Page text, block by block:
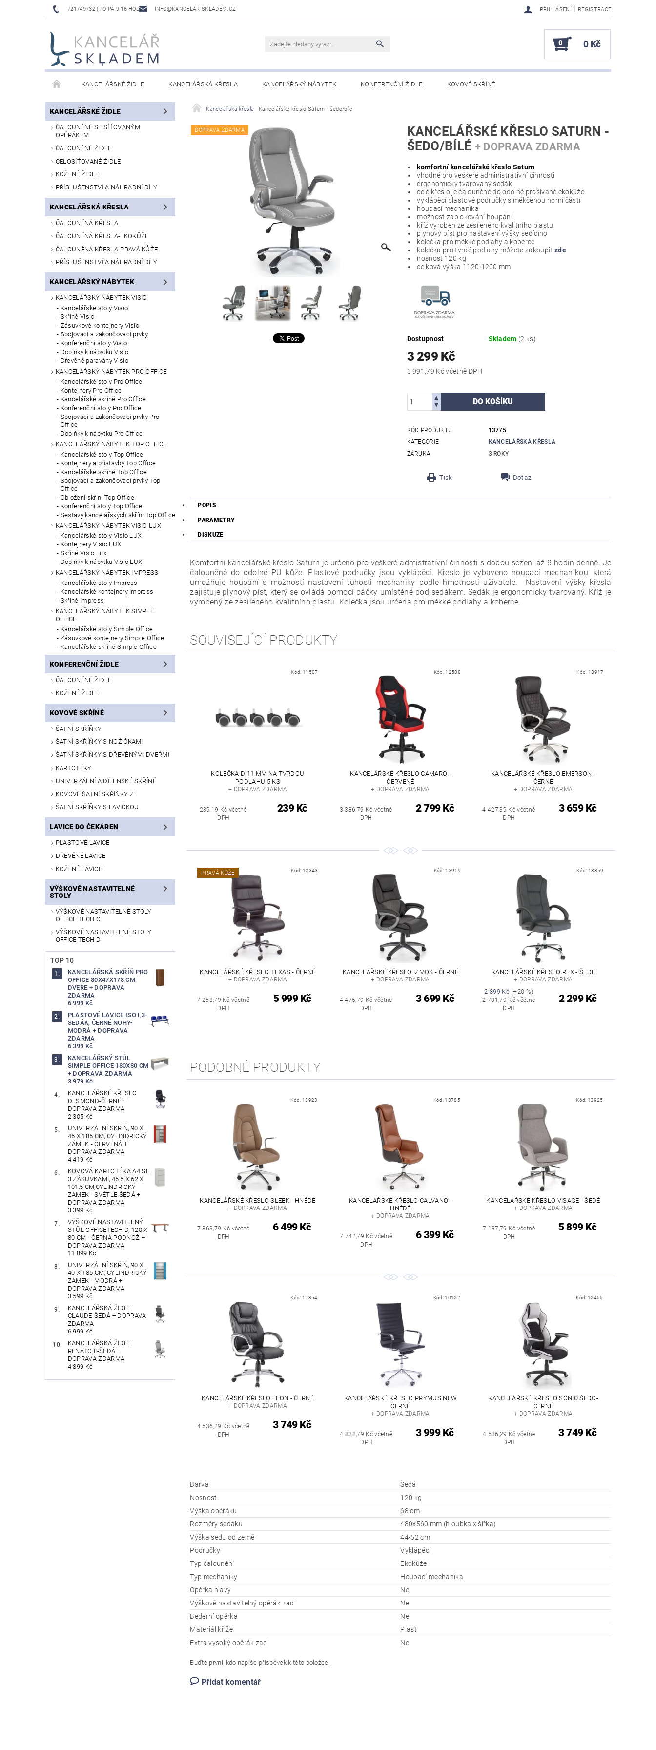
721749732 (PO-PÁ 9-16 HOD) INFO@KANCELAR-SKLADEM.CZ PŘIHLÁŠENÍ | REGISTRACE
0 0 Kč
KANCELÁŘSKÉ ŽIDLE KANCELÁŘSKÁ KŘESLA KANCELÁŘSKÝ NÁBYTEK KONFERENČNÍ ŽIDLE KOVOVÉ SKŘÍNĚ
LAVICE DO ČEKÁREN VÝŠKOVĚ NASTAVITELNÉ STOLY OBCHODNÍ PODMÍNKY
KANCELÁŘSKÉ ŽIDLE
ČALOUNĚNÉ SE SÍŤOVANÝM
OPĚRÁKEM
ČALOUNĚNÉ ŽIDLE
CELOSÍŤOVANÉ ŽIDLE
KOŽENÉ ŽIDLE
PŘÍSLUŠENSTVÍ A NÁHRADNÍ DÍLY
KANCELÁŘSKÁ KŘESLA
ČALOUNĚNÁ KŘESLA
ČALOUNĚNÁ KŘESLA-EKOKŮŽE
ČALOUNĚNÁ KŘESLA-PRAVÁ KŮŽE
PŘÍSLUŠENSTVÍ A NÁHRADNÍ DÍLY
KANCELÁŘSKÝ NÁBYTEK
KANCELÁŘSKÝ NÁBYTEK VISIO
Kancelářské stoly Visio
Skříně Visio
Zásuvkové kontejnery Visio
Spojovací a zakončovací prvky
Konferenční stoly Visio
Doplňky k nábytku Visio
Dřevěné paravány Visio
KANCELÁŘSKÝ NÁBYTEK PRO OFFICE
Kancelářské stoly Pro Office
Kontejnery Pro Office
Kancelářské skříně Pro Office
Konferenční stoly Pro Office
Spojovací a zakončovací prvky Pro
Office
Doplňky k nábytku Pro Office
KANCELÁŘSKÝ NÁBYTEK TOP OFFICE
Kancelářské stoly Top Office
Kontejnery a přístavby Top Office
Kancelářské skříně Top Office
Spojovací a zakončovací prvky Top
Office
Obložení skříní Top Office
Konferenční stoly Top Office
Sestavy kancelářských skříní Top Office
KANCELÁŘSKÝ NÁBYTEK VISIO LUX
Kancelářské stoly Visio LUX
Kontejnery Visio LUX
Skříně Visio Lux
Doplňky k nábytku Visio LUX
KANCELÁŘSKÝ NÁBYTEK IMPRESS
Kancelářské stoly Impress
Kancelářské kontejnery Impress
Skříně Impress
KANCELÁŘSKÝ NÁBYTEK SIMPLE
OFFICE
Kancelářské stoly Simple Office
Zásuvkové kontejnery Simple Office
Kancelářské skříně Simple Office
KONFERENČNÍ ŽIDLE
ČALOUNĚNÉ ŽIDLE
KOŽENÉ ŽIDLE
KOVOVÉ SKŘÍNĚ
ŠATNÍ SKŘÍŇKY
ŠATNÍ SKŘÍŇKY S NOŽIČKAMI
ŠATNÍ SKŘÍŇKY S DŘEVĚNÝMI DVEŘMI
KARTOTÉKY
UNIVERZÁLNÍ A DÍLENSKÉ SKŘÍNĚ
KOVOVÉ ŠATNÍ SKŘÍŇKY Z
ŠATNÍ SKŘÍŇKY S LAVIČKOU
LAVICE DO ČEKÁREN
PLASTOVÉ LAVICE
DŘEVĚNÉ LAVICE
KOŽENÉ LAVICE
VÝŠKOVĚ NASTAVITELNÉ
STOLY
VÝŠKOVĚ NASTAVITELNÉ STOLY
OFFICE TECH C
VÝŠKOVĚ NASTAVITELNÉ STOLY
OFFICE TECH D
TOP 10
KANCELÁŘSKÁ SKŘÍŇ PRO
OFFICE 80X47X178 CM
DVEŘE + DOPRAVA
ZDARMA
6 999 Kč
PLASTOVÉ LAVICE ISO I,3-
SEDÁK, ČERNÉ NOHY-
MODRÁ + DOPRAVA
ZDARMA
6 399 Kč
KANCELÁŘSKÝ STŮL
SIMPLE OFFICE 180X80 CM
+ DOPRAVA ZDARMA
3 979 Kč
KANCELÁŘSKÉ KŘESLO
DESMOND-ČERNÉ +
DOPRAVA ZDARMA
2 305 Kč
UNIVERZÁLNÍ SKŘÍŇ, 90 X
45 X 185 CM, CYLINDRICKÝ
ZÁMEK - ČERVENÁ +
DOPRAVA ZDARMA
4 419 Kč
KOVOVÁ KARTOTÉKA A4 SE
3 ZÁSUVKAMI, 45,5 X 62 X
101,5 CM,CYLINDRICKÝ
ZÁMEK - SVĚTLE ŠEDÁ +
DOPRAVA ZDARMA
3 399 Kč
VÝŠKOVĚ NASTAVITELNÝ
STŮL OFFICETECH D, 120 X
80 CM - ČERNÁ PODNOŽ +
DOPRAVA ZDARMA
11 899 Kč
UNIVERZÁLNÍ SKŘÍŇ, 90 X
40 X 185 CM, CYLINDRICKÝ
ZÁMEK - MODRÁ +
DOPRAVA ZDARMA
3 599 Kč
KANCELÁŘSKÁ ŽIDLE
CLAUDE-ŠEDÁ + DOPRAVA
ZDARMA
6 999 Kč
KANCELÁŘSKÁ ŽIDLE
RENATO II-ŠEDÁ +
DOPRAVA ZDARMA
4 899 Kč
Kancelářská křesla Kancelářské křeslo Saturn - šedo/bílé
DOPRAVA ZDARMA
KANCELÁŘSKÉ KŘESLO SATURN -
ŠEDO/BÍLÉ + DOPRAVA ZDARMA
komfortní kancelářské křeslo Saturn
vhodné pro veškeré administrativní činnosti
ergonomicky tvarovaný sedák
celé křeslo je čalouněné do odolné prošívané ekokůže
vyklápěcí plastové područky s měkčenou horní částí
houpací mechanika
možnost zablokování houpání
kříž vyroben ze zesíleného kvalitního plastu
plynový píst pro nastavení výšky sedícího
kolečka pro měkké podlahy a koberce
kolečka pro tvrdé podlahy můžete zakoupit zde
nosnost 120 kg
celková výška 1120-1200 mm
Dostupnost Skladem (2 ks)
3 299 Kč
3 991,79 Kč včetně DPH
KÓD PRODUKTU
13775
KATEGORIE
KANCELÁŘSKÁ KŘESLA
ZÁRUKA
3 ROKY
Tisk Dotaz
POPIS
PARAMETRY
DISKUZE
Komfortní kancelářské křeslo Saturn je určeno pro veškeré admistrativní činnosti s dobou sezení až 8 hodin denně. Je
čalouněné do odolné PU kůže. Plastové područky jsou vyklápěcí. Křeslo je vybaveno houpací mechanikou, která
umožňuje houpání s možností nastavení tuhosti mechaniky podle hmotnosti uživatele. Nastavení výšky křesla
zajišťuje plynový píst, který se ovládá pomocí páčky umístěné pod sedákem. Sedák je ergonomicky tvarovaný. Kříž je
vyrobený ze zesíleného kvalitního plastu. Kolečka jsou určena pro měkké podlahy a koberce.
SOUVISEJÍCÍ PRODUKTY
Kód: 11507
KOLEČKA D 11 MM NA TVRDOU
PODLAHU 5 KS
+ DOPRAVA ZDARMA
289,19 Kč včetně
DPH
239 Kč
Kód: 12588
KANCELÁŘSKÉ KŘESLO CAMARO -
ČERVENÉ
+ DOPRAVA ZDARMA
3 386,79 Kč včetně
DPH
2 799 Kč
Kód: 13917
KANCELÁŘSKÉ KŘESLO EMERSON -
ČERNÉ
+ DOPRAVA ZDARMA
4 427,39 Kč včetně
DPH
3 659 Kč
PRAVÁ KŮŽE Kód: 12343
KANCELÁŘSKÉ KŘESLO TEXAS - ČERNÉ
+ DOPRAVA ZDARMA
7 258,79 Kč včetně
DPH
5 999 Kč
Kód: 13919
KANCELÁŘSKÉ KŘESLO IZMOS - ČERNÉ
+ DOPRAVA ZDARMA
4 475,79 Kč včetně
DPH
3 699 Kč
Kód: 13859
KANCELÁŘSKÉ KŘESLO REX - ŠEDÉ
+ DOPRAVA ZDARMA
2 899 Kč(–20 %)
2 781,79 Kč včetně
DPH
2 299 Kč
PODOBNÉ PRODUKTY
Kód: 13923
KANCELÁŘSKÉ KŘESLO SLEEK - HNĚDÉ
+ DOPRAVA ZDARMA
7 863,79 Kč včetně
DPH
6 499 Kč
Kód: 13785
KANCELÁŘSKÉ KŘESLO CALVANO -
HNĚDÉ
+ DOPRAVA ZDARMA
7 742,79 Kč včetně
DPH
6 399 Kč
Kód: 13925
KANCELÁŘSKÉ KŘESLO VISAGE - ŠEDÉ
+ DOPRAVA ZDARMA
7 137,79 Kč včetně
DPH
5 899 Kč
Kód: 12354
KANCELÁŘSKÉ KŘESLO LEON - ČERNÉ
+ DOPRAVA ZDARMA
4 536,29 Kč včetně
DPH
3 749 Kč
Kód: 10122
KANCELÁŘSKÉ KŘESLO PRYMUS NEW
ČERNÉ
+ DOPRAVA ZDARMA
4 838,79 Kč včetně
DPH
3 999 Kč
Kód: 12455
KANCELÁŘSKÉ KŘESLO SONIC ŠEDO-
ČERNÉ
+ DOPRAVA ZDARMA
4 536,29 Kč včetně
DPH
3 749 Kč
Barva
Šedá
Nosnost
120 kg
Výška opěráku
68 cm
Rozměry sedáku
480x560 mm (hloubka x šířka)
Výška sedu od země
44-52 cm
Područky
Vyklápěcí
Typ čalounění
Ekokůže
Typ mechaniky
Houpací mechanika
Opěrka hlavy
Ne
Výškově nastavitelný opěrák zad
Ne
Bederní opěrka
Ne
Materiál kříže
Plast
Extra vysoký opěrák zad
Ne
Buďte první, kdo napíše příspěvek k této položce.
Přidat komentář